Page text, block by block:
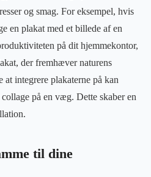
og smag. For eksempel, hvis
en plakat med et billede af en
på dit hjemmekontor,
der fremhæver naturens
at integrere plakaterne på kan
på en væg. Dette skaber en
til dine